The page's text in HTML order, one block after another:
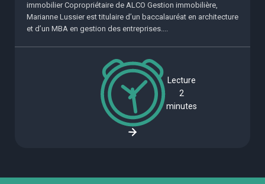
immobilier Copropriétaire de ALCO Gestion immobilière,
Marianne Lussier est titulaire d’un baccalauréat en architecture
et d’un MBA en gestion des entreprises....
Lecture
2
minutes